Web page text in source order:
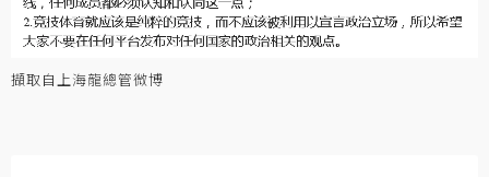
擷取自上海龍總管微博